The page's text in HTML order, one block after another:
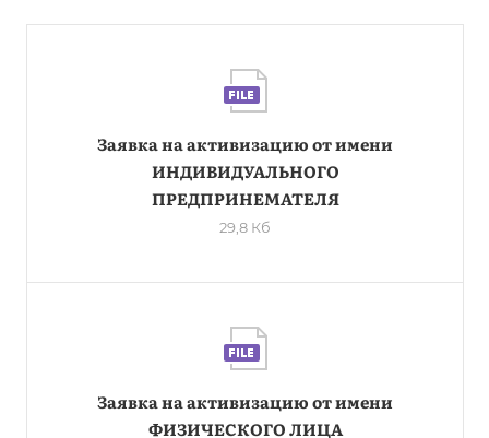
Заявка на активизацию от имени
ИНДИВИДУАЛЬНОГО
ПРЕДПРИНЕМАТЕЛЯ
29,8 Кб
Заявка на активизацию от имени
ФИЗИЧЕСКОГО ЛИЦА